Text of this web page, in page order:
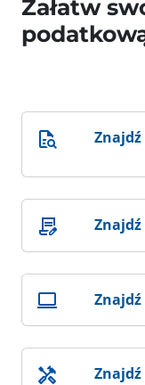
Załatw
Znajdź